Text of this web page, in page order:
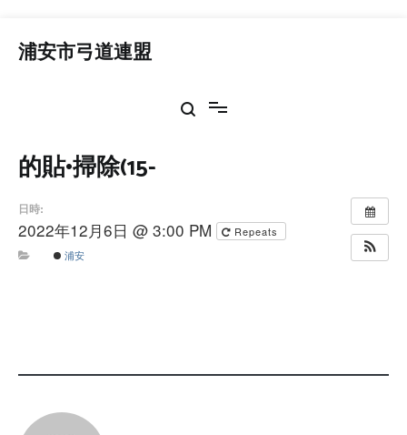
浦安市弓道連盟
的貼•掃除(15-
日時:
2022年12月6日 @ 3:00 PM
Repeats
浦安